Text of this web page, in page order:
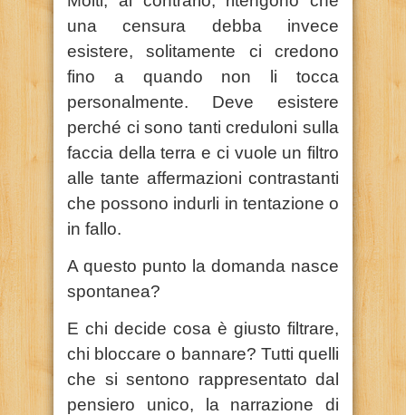
una censura debba invece
esistere, solitamente ci credono
fino a quando non li tocca
personalmente. Deve esistere
perché ci sono tanti creduloni sulla
faccia della terra e ci vuole un filtro
alle tante affermazioni contrastanti
che possono indurli in tentazione o
in fallo.
A questo punto la domanda nasce
spontanea?
E chi decide cosa è giusto filtrare,
chi bloccare o bannare? Tutti quelli
che si sentono rappresentato dal
pensiero unico, la narrazione di